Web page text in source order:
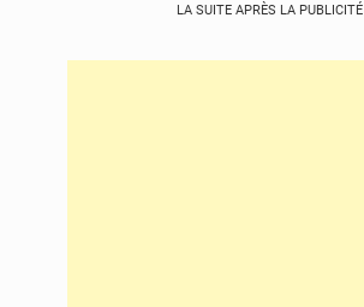
LA SUITE APRÈS LA PUBLICITÉ